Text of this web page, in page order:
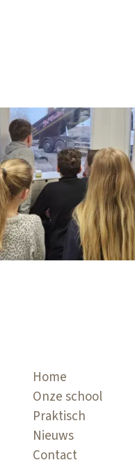
Home
Onze school
Praktisch
Nieuws
Contact